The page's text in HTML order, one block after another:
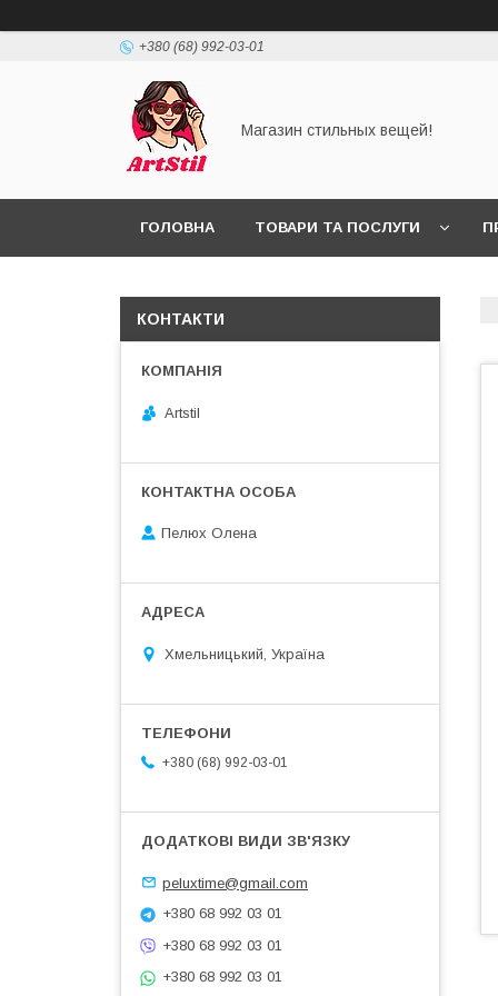
+380 (68) 992-03-01
Магазин стильных вещей!
ГОЛОВНА ТОВАРИ ТА ПОСЛУГИ
КОНТАКТИ
Artstil
Пелюх Олена
Хмельницький, Україна
+380 (68) 992-03-01
peluxtime@gmail.com
+380 68 992 03 01
+380 68 992 03 01
+380 68 992 03 01